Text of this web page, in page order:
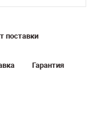
поставки
Гарантия